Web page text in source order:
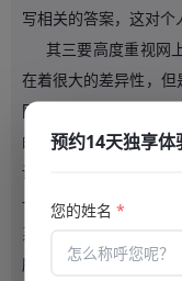
写相关的答案，这对个
其三要高度重视网
在着很大的差异性，
网上考试，都需要高
的考试能够被顺顺利
讲任何考试都难以通过
一定要做到高度的重
系统过程中，存在着随
所以对个人来 讲，根
预约14天独享
您的姓名*